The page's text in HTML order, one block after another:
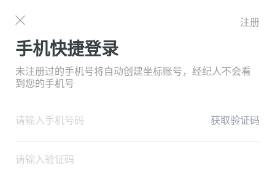
注册
手机快捷登录
未注册过的手机号将自动创建坐标账号，经纪人不会看
到您的手机号
获取验证码